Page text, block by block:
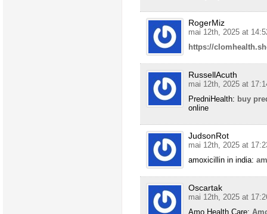
RogerMiz
mai 12th, 2025 at
https://
RussellAcuth
mai 12th, 2025 at
PredniHealth: buy
online
JudsonRot
mai 12th, 2025 at
amoxicillin in india:
Oscartak
mai 12th, 2025 at
Amo Health Care: